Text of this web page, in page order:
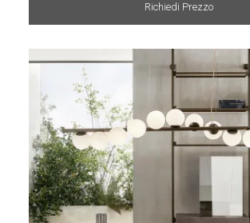
Richiedi Prezzo